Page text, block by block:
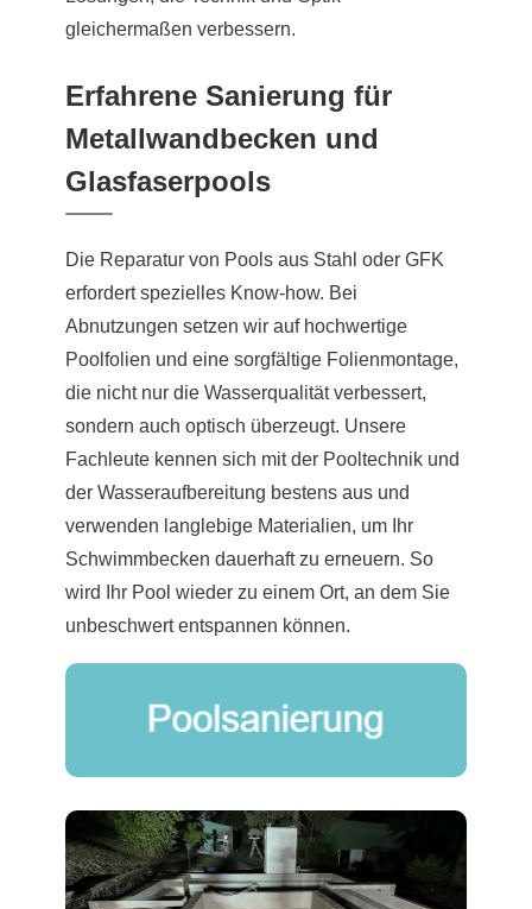
gleichermaßen verbessern.
Erfahrene Sanierung für
Metallwandbecken und
Glasfaserpools
Die Reparatur von Pools aus Stahl oder GFK
erfordert spezielles Know-how. Bei
Abnutzungen setzen wir auf hochwertige
Poolfolien und eine sorgfältige Folienmontage,
die nicht nur die Wasserqualität verbessert,
sondern auch optisch überzeugt. Unsere
Fachleute kennen sich mit der Pooltechnik und
der Wasseraufbereitung bestens aus und
verwenden langlebige Materialien, um Ihr
Schwimmbecken dauerhaft zu erneuern. So
wird Ihr Pool wieder zu einem Ort, an dem Sie
unbeschwert entspannen können.